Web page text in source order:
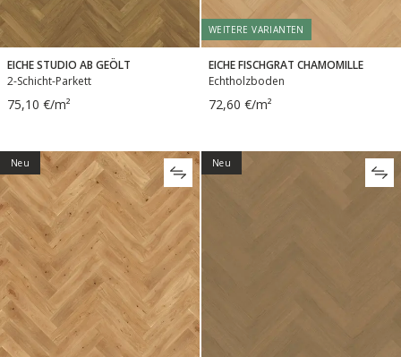
EICHE STUDIO AB GEÖLT
2-Schicht-Parkett
75,10 €/m²
WEITERE VARIANTEN
EICHE FISCHGRAT CHAMOMILLE
Echtholzboden
72,60 €/m²
Neu Neu